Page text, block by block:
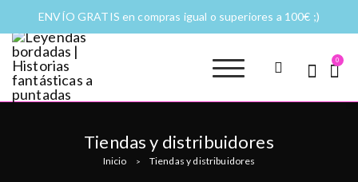
ENVÍO GRATIS en compras igual o superiores a 100€ ;)
0
Tiendas y distribuidores
Inicio > Tiendas y distribuidores